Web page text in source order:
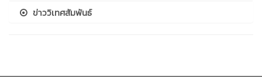
ข่าววิเทศสัมพันธ์